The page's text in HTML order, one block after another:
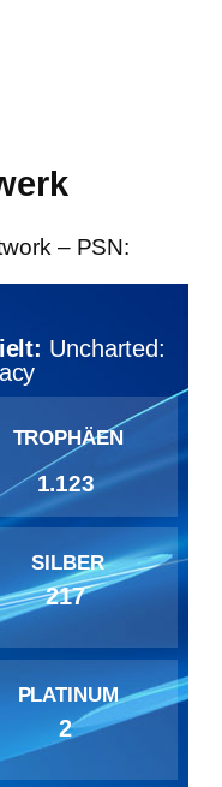
– PSN:
Uncharted:
TROPHÄEN
1.123
SILBER
217
PLATINUM
2